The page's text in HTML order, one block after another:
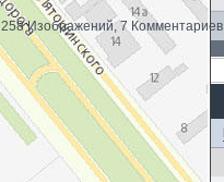
258 Изображений, 7 Комментариев